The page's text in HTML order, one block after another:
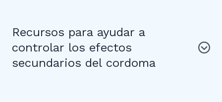
Recursos para ayudar a
controlar los efectos
secundarios del cordoma